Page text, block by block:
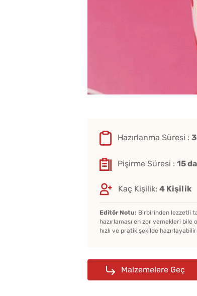
Hazırlanma Süresi :
Pişirme Süresi : 15
Kaç Kişilik: 4 Kişilik
Editör Notu: Birbirinden lezzetli
hazırlaması en zor yemekleri bile
hızlı ve pratik şekilde
Malzemelere Geç